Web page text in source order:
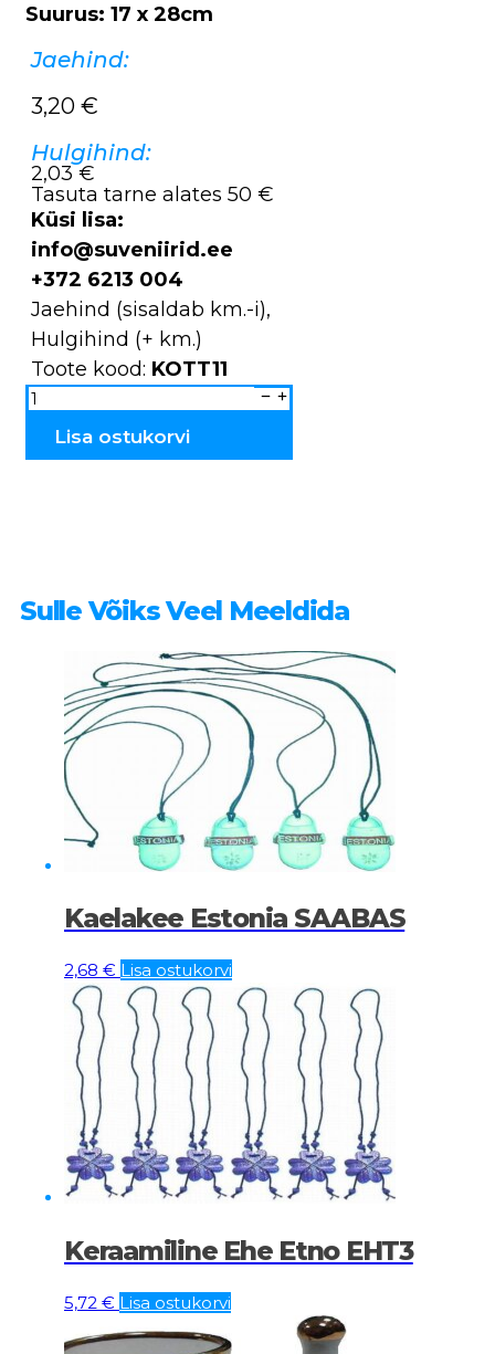
Suurus: 17 x 28cm
Jaehind:
3,20 €
Hulgihind:
2,03 €
Tasuta tarne alates 50 €
Küsi lisa:
info@suveniirid.ee
+372 6213 004
Jaehind (sisaldab km.-i),
Hulgihind (+ km.)
Toote kood: KOTT11
Meigikott
Tallinn
KOTT11
Lisa ostukorvi
Sulle Võiks Veel Meeldida
Kaelakee Estonia SAABAS
2,68 € Lisa ostukorvi
Keraamiline Ehe Etno EHT3
5,72 € Lisa ostukorvi